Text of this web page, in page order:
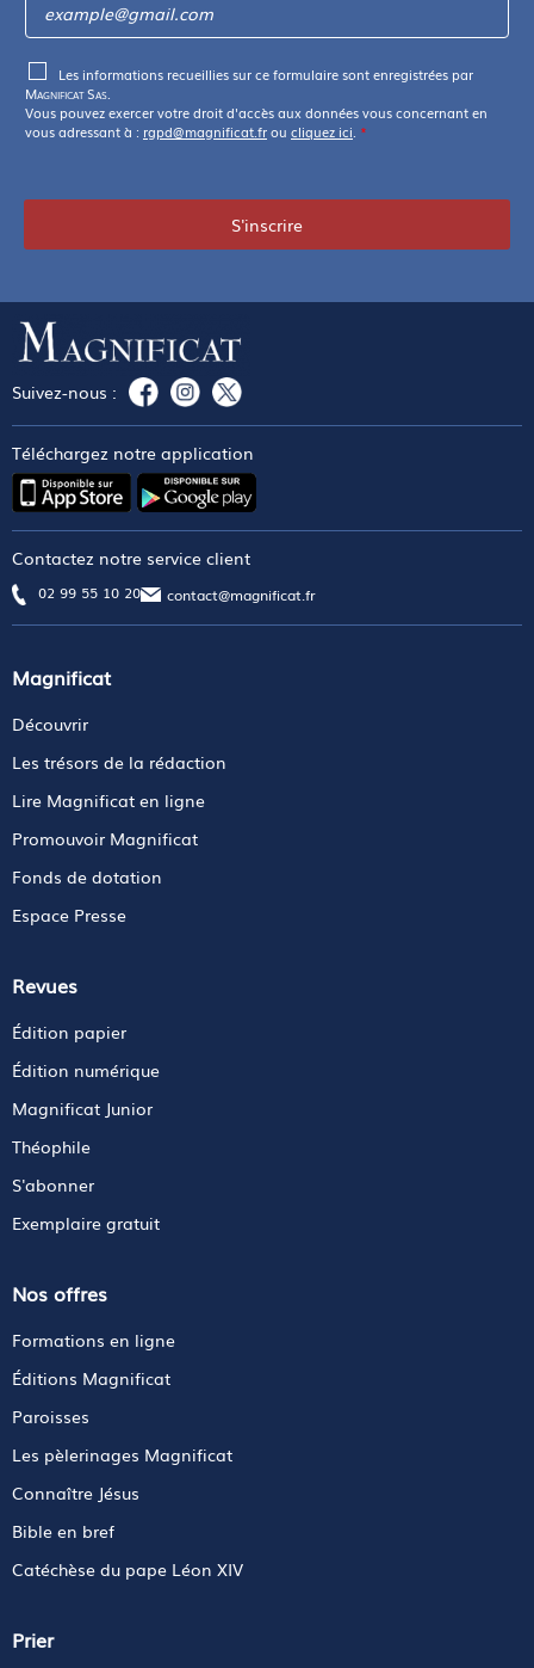
Les informations recueillies sur ce formulaire sont enregistrées par
Magnificat Sas
Vous pouvez exercer votre droit d'accès aux données vous concernant en
vous adressant à : rgpd@magnificat.frou cliquez ici *
S'inscrire
Suivez-nous :
Téléchargez notre application
Contactez notre service client
02 99 55 10 20 contact@magnificat.fr
Magnificat
Découvrir
Les trésors de la rédaction
Lire Magnificat en ligne
Promouvoir Magnificat
Fonds de dotation
Espace Presse
Revues
Édition papier
Édition numérique
Magnificat Junior
Théophile
S'abonner
Exemplaire gratuit
Nos offres
Formations en ligne
Éditions Magnificat
Paroisses
Les pèlerinages Magnificat
Connaître Jésus
Bible en bref
Catéchèse du pape Léon XIV
Prier